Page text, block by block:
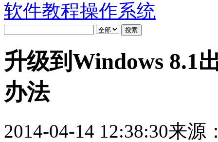
软件教程操作系统
升级到Windows 8.1
办法
2014-04-14 12:38:30来源